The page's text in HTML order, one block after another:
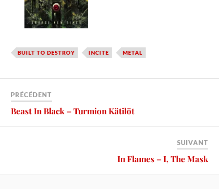
BUILT TO DESTROY INCITE METAL
PRÉCÉDENT
Beast In Black – Turmion Kätilöt
SUIVANT
In Flames – I, The Mask